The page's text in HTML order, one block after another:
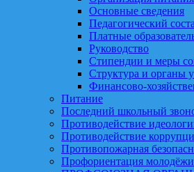
Основные сведения
Педагогический
Платные
Руководство
Стипендии и меры
Структура и органы
Финансово-
Питание
Последний школьный
Противодействие
Противодействие
Противопожарная
Профориентация молодёжи